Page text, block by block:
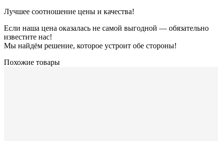
Лучшее соотношение цены и качества!
Если наша цена оказалась не самой выгодной — обязательно
известите нас!
Мы найдём решение, которое устроит обе стороны!
Похожие товары